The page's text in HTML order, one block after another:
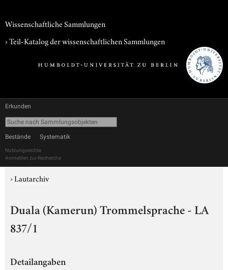
Wissenschaftliche Sammlungen
› Teil-Katalog der wissenschaftlichen Sammlungen
Erkunden
Bestände Systematik
Nutzungsrechte
Anmelden zur Recherche
›Lautarchiv
Duala (Kamerun) Trommelsprache - LA
837/1
Detailangaben